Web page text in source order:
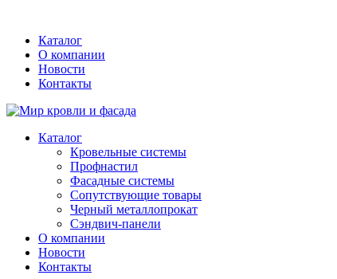
Каталог
О компании
Новости
Контакты
Каталог
Кровельные системы
Профнастил
Фасадные системы
Сопутствующие товары
Черный металлопрокат
Сэндвич-панели
О компании
Новости
Контакты